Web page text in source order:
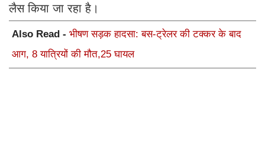
लैस किया जा रहा है।
Also Read - भीषण सड़क हादसा: बस-ट्रेलर की टक्कर के बाद
आग, 8 यात्रियों की मौत,25 घायल